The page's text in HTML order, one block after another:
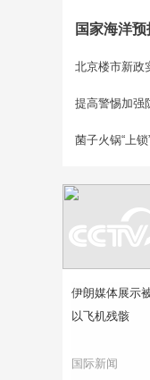
国家海洋
北京楼市新政
提高警惕加强
菌子火锅“上
伊朗媒体展示
以飞机残骸
国际新闻